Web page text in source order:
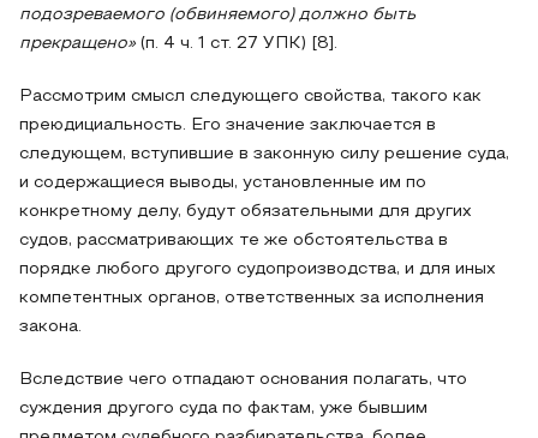
подозреваемого (обвиняемого) должно быть
прекращено» (п. 4 ч. 1 ст. 27 УПК) [8].
Рассмотрим смысл следующего свойства, такого как
преюдициальность. Его значение заключается в
следующем, вступившие в законную силу решение суда,
и содержащиеся выводы, установленные им по
конкретному делу, будут обязательными для других
судов, рассматривающих те же обстоятельства в
порядке любого другого судопроизводства, и для иных
компетентных органов, ответственных за исполнения
закона.
Вследствие чего отпадают основания полагать, что
суждения другого суда по фактам, уже бывшим